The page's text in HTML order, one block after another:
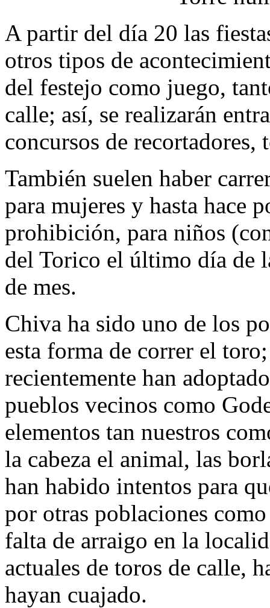
A partir del día 20 las
otros tipos de
del festejo como juego,
calle; así, se realizarán
concursos de recortadores,
También suelen haber
para mujeres y hasta hace
prohibición, para niños
del Torico el último día de
de mes.
Chiva ha sido uno de los
esta forma de correr el
recientemente han
pueblos vecinos como
elementos tan nuestros
la cabeza el animal, las
han habido intentos para
por otras poblaciones
falta de arraigo en la
actuales de toros de calle,
hayan cuajado.